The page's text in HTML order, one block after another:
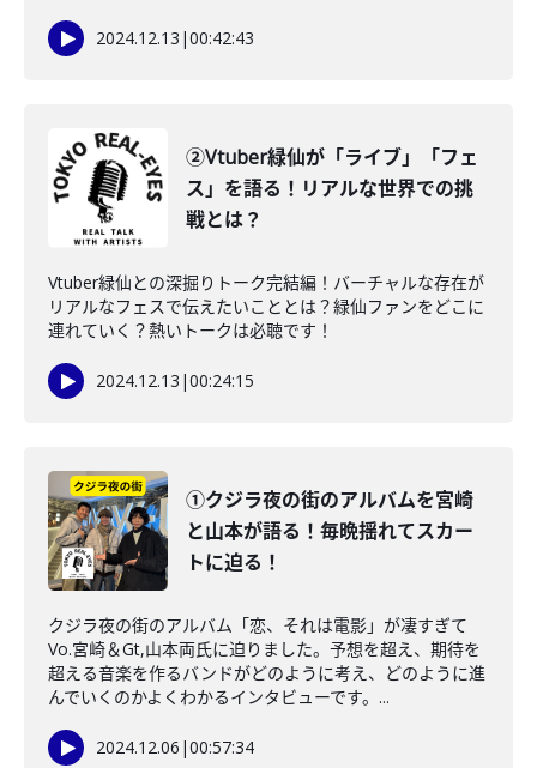
2024.12.13 |00:42:43
②Vtuber緑仙が「ライブ」「フェ
ス」を語る！リアルな世界での挑
戦とは？
Vtuber緑仙との深掘りトーク完結編！バーチャルな存在が
リアルなフェスで伝えたいこととは？緑仙ファンをどこに
連れていく？熱いトークは必聴です！
2024.12.13 |00:24:15
①クジラ夜の街のアルバムを宮崎
と山本が語る！毎晩揺れてスカー
トに迫る！
クジラ夜の街のアルバム「恋、それは電影」が凄すぎて
Vo.宮崎＆Gt,山本両氏に迫りました。予想を超え、期待を
超える音楽を作るバンドがどのように考え、どのように進
んでいくのかよくわかるインタビューです。...
2024.12.06 |00:57:34